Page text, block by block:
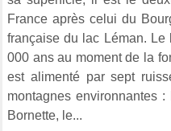
France après celui du
française du lac Léman.
000 ans au moment de la
est alimenté par sept
montagnes environnantes
Bornette, le...